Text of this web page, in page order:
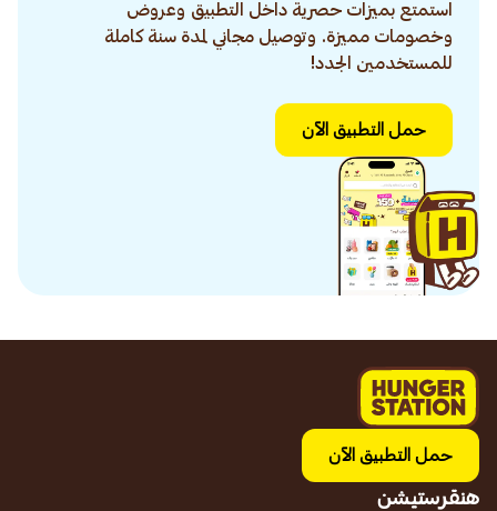
استمتع بميزات حصرية داخل التطبيق وعروض
وخصومات مميزة. وتوصيل مجاني لمدة سنة كاملة
للمستخدمين الجدد!
حمل التطبيق الآن
حمل التطبيق الآن
هنقرستيشن